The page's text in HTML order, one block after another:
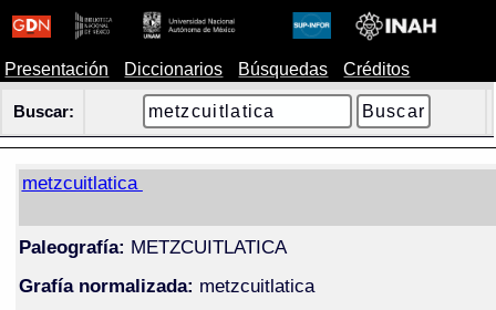
Presentación Diccionarios Búsquedas Créditos
Buscar:
metzcuitlatica
Paleografía: METZCUITLATICA
Grafía normalizada: metzcuitlatica